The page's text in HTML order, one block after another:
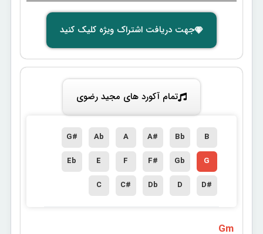
جهت دریافت اشتراک ویژه کلیک کنید
تمام آکورد های مجید رضوی
B
Bb
A#
A
Ab
G#
G
Gb
F#
F
E
Eb
D#
D
Db
C#
C
Gm